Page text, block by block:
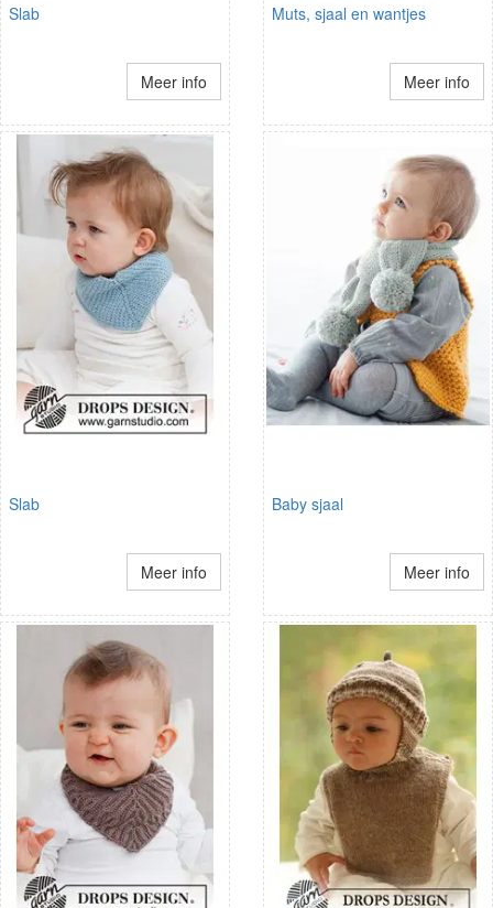
Slab
Meer info
Muts, sjaal en wantjes
Meer info
Slab
Meer info
Baby sjaal
Meer info